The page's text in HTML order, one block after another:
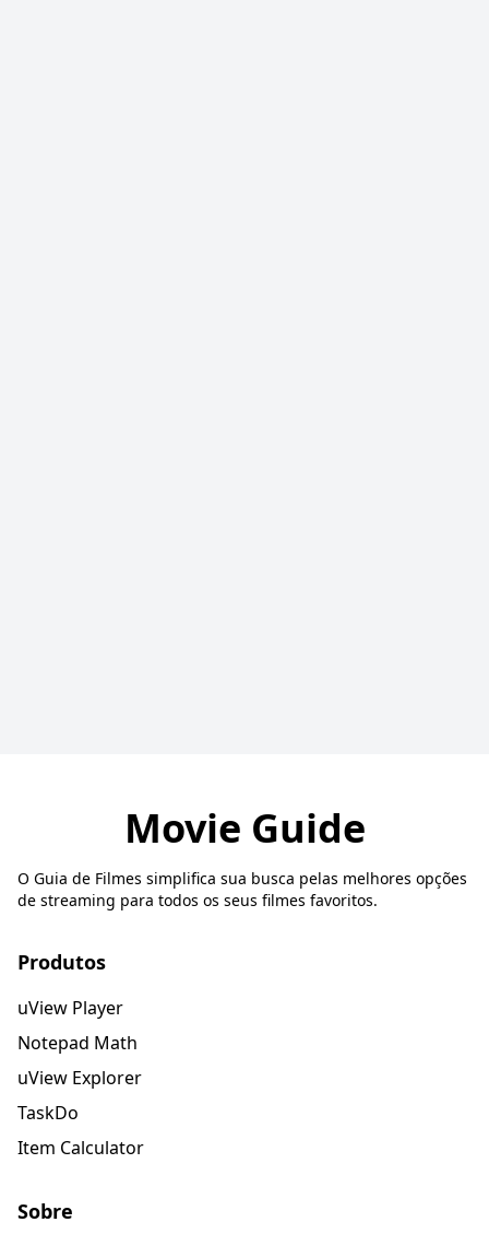
Movie Guide
O Guia de Filmes simplifica sua busca pelas melhores opções
de streaming para todos os seus filmes favoritos.
Produtos
uView Player
Notepad Math
uView Explorer
TaskDo
Item Calculator
Sobre